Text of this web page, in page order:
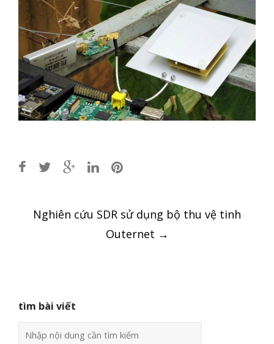
Post
navigation
Nghiên cứu SDR sử dụng bộ thu vệ tinh
Outernet →
tìm bài viết